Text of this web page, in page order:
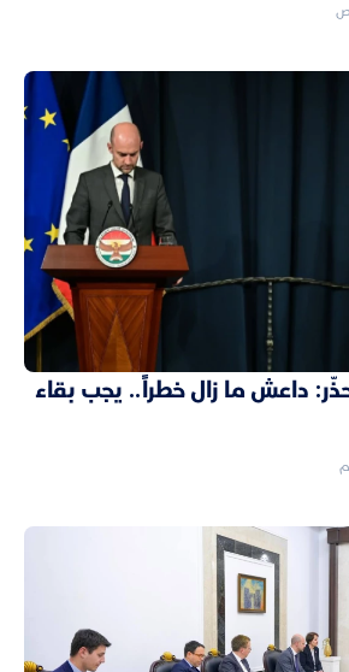
داعش ما زال خطراً.. يجب بقاء